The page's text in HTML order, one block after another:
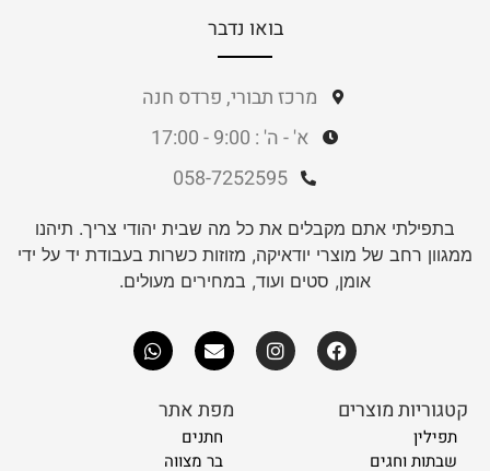
בואו נדבר
מרכז תבורי, פרדס חנה
א' - ה' : 9:00 - 17:00
058-7252595
בתפילתי אתם מקבלים את כל מה שבית יהודי צריך. תיהנו
ממגוון רחב של מוצרי יודאיקה, מזוזות כשרות בעבודת יד על ידי
אומן, סטים ועוד, במחירים מעולים.
קטגוריות מוצרים
תפילין
שבתות וחגים
מפת אתר
חתנים
בר מצווה